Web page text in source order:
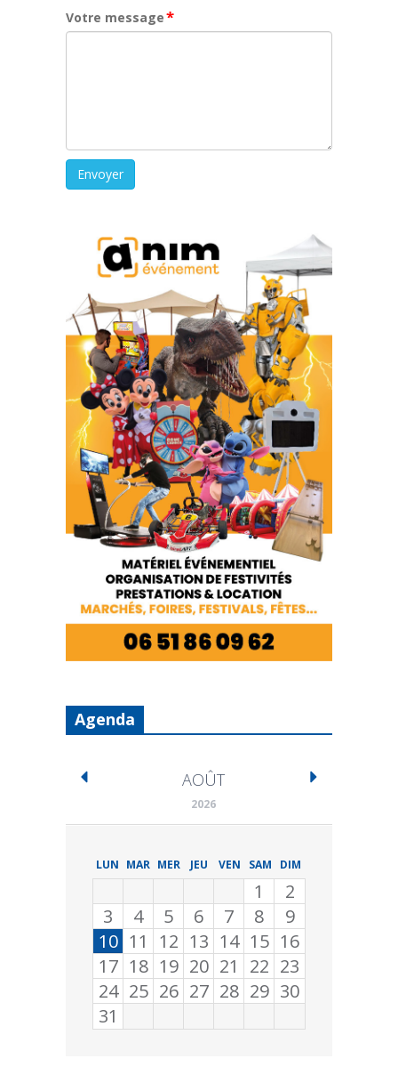
Votre message*
Agenda
AOÛT
2026
LUN MAR MER JEU VEN SAM DIM
1
2
3
4 5 6 7 8
9
10 11 12 13 14 15 16
17 18 19 20 21 22 23
24 25 26 27 28 29 30
31